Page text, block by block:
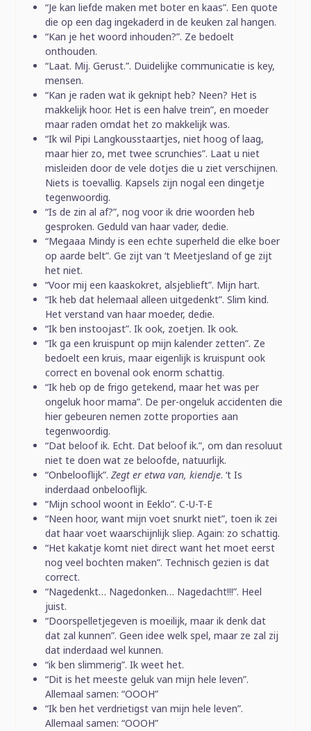
“Je kan liefde maken met boter en kaas”. Een quote
die op een dag ingekaderd in de keuken zal hangen.
“Kan je het woord inhouden?”. Ze bedoelt
onthouden.
“Laat. Mij. Gerust.”. Duidelijke communicatie is key,
mensen.
“Kan je raden wat ik geknipt heb? Neen? Het is
makkelijk hoor. Het is een halve trein”, en moeder
maar raden omdat het zo makkelijk was.
“Ik wil Pipi Langkousstaartjes, niet hoog of laag,
maar hier zo, met twee scrunchies”. Laat u niet
misleiden door de vele dotjes die u ziet verschijnen.
Niets is toevallig. Kapsels zijn nogal een dingetje
tegenwoordig.
“Is de zin al af?”, nog voor ik drie woorden heb
gesproken. Geduld van haar vader, dedie.
“Megaaa Mindy is een echte superheld die elke boer
op aarde belt”. Ge zijt van ‘t Meetjesland of ge zijt
het niet.
“Voor mij een kaaskokret, alsjeblieft”. Mijn hart.
“Ik heb dat helemaal alleen uitgedenkt”. Slim kind.
Het verstand van haar moeder, dedie.
“Ik ben instoojast”. Ik ook, zoetjen. Ik ook.
“Ik ga een kruispunt op mijn kalender zetten”. Ze
bedoelt een kruis, maar eigenlijk is kruispunt ook
correct en bovenal ook enorm schattig.
“Ik heb op de frigo getekend, maar het was per
ongeluk hoor mama”. De per-ongeluk accidenten die
hier gebeuren nemen zotte proporties aan
tegenwoordig.
“Dat beloof ik. Echt. Dat beloof ik.”, om dan resoluut
niet te doen wat ze beloofde, natuurlijk.
“Onbelooflijk”. Zegt er etwa van, kiendje. ‘t Is
inderdaad onbelooflijk.
“Mijn school woont in Eeklo”. C-U-T-E
“Neen hoor, want mijn voet snurkt niet”, toen ik zei
dat haar voet waarschijnlijk sliep. Again: zo schattig.
“Het kakatje komt niet direct want het moet eerst
nog veel bochten maken”. Technisch gezien is dat
correct.
“Nagedenkt… Nagedonken… Nagedacht!!!”. Heel
juist.
“Doorspelletjegeven is moeilijk, maar ik denk dat
dat zal kunnen”. Geen idee welk spel, maar ze zal zij
dat inderdaad wel kunnen.
“ik ben slimmerig”. Ik weet het.
“Dit is het meeste geluk van mijn hele leven”.
Allemaal samen: “OOOH”
“Ik ben het verdrietigst van mijn hele leven”.
Allemaal samen: “OOOH”